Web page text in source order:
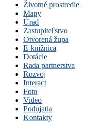
Životné prostredie
Mapy
Úrad
Zastupiteľstvo
Otvorená župa
E-knižnica
Dotácie
Rada partnerstva
Rozvoj
Interact
Foto
Video
Podujatia
Kontakty